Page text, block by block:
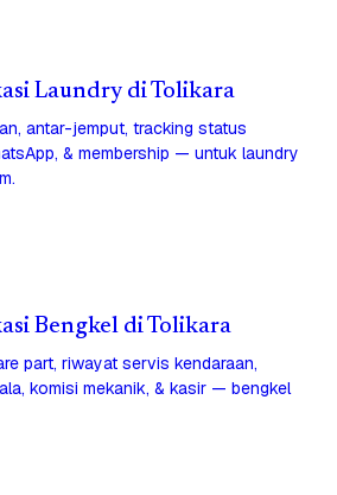
Laundry di Tolikara
antar-jemput, tracking status
& membership — untuk laundry
Bengkel di Tolikara
part, riwayat servis kendaraan,
komisi mekanik, & kasir — bengkel